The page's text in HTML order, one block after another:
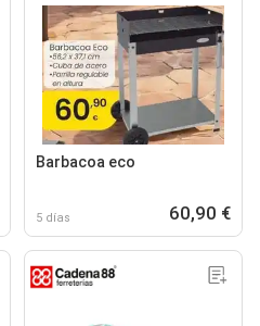
Barbacoa eco
5 días 60,90 €